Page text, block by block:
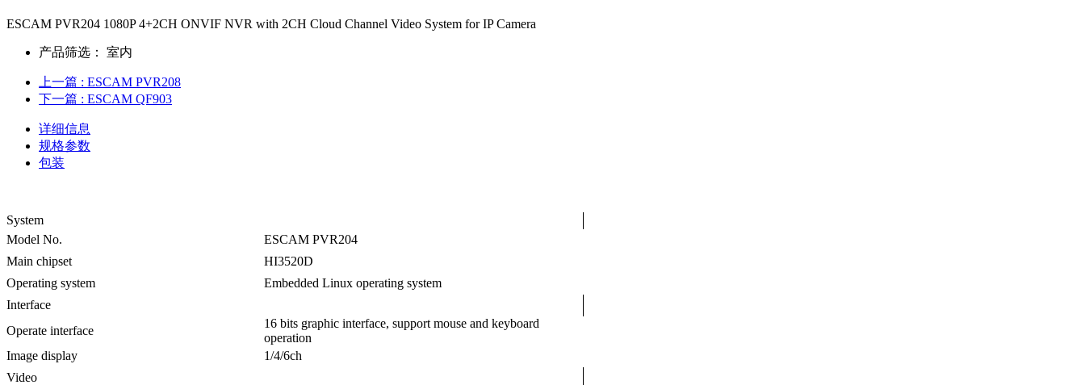
ESCAM PVR204 1080P 4+2CH ONVIF NVR with 2CH Cloud Channel Video System for IP Camera
产品筛选： 室内
上一篇 : ESCAM PVR208
下一篇 : ESCAM QF903
详细信息
规格参数
包装
System
Model No.
ESCAM PVR204
Main chipset
HI3520D
Operating system
Embedded Linux operating system
Interface
Operate interface
16 bits graphic interface, support mouse and keyboard
operation
Image display
1/4/6ch
Video